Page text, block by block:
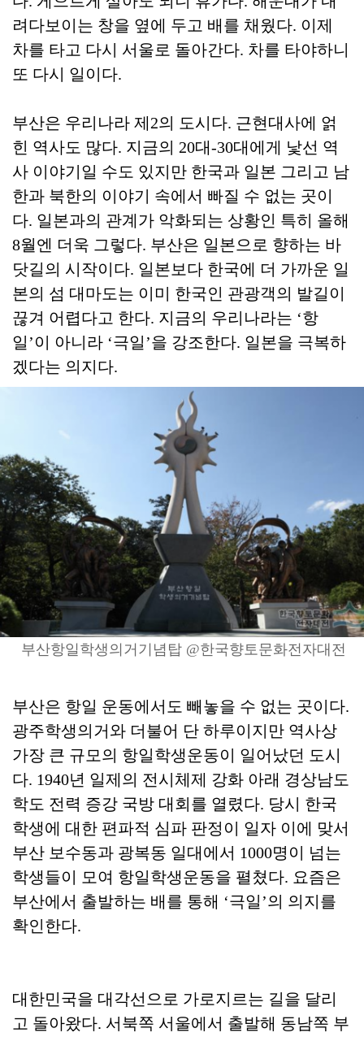
려다보이는 창을 옆에 두고 배를 채웠다. 이제
차를 타고 다시 서울로 돌아간다. 차를 타야하니
또 다시 일이다.
부산은 우리나라 제2의 도시다. 근현대사에 얽
힌 역사도 많다. 지금의 20대-30대에게 낯선 역
사 이야기일 수도 있지만 한국과 일본 그리고 남
한과 북한의 이야기 속에서 빠질 수 없는 곳이
다. 일본과의 관계가 악화되는 상황인 특히 올해
8월엔 더욱 그렇다. 부산은 일본으로 향하는 바
닷길의 시작이다. 일본보다 한국에 더 가까운 일
본의 섬 대마도는 이미 한국인 관광객의 발길이
끊겨 어렵다고 한다. 지금의 우리나라는 ‘항
일’이 아니라 ‘극일’을 강조한다. 일본을 극복하
겠다는 의지다.
부산항일학생의거기념탑 @한국향토문화전자대전
부산은 항일 운동에서도 빼놓을 수 없는 곳이다.
광주학생의거와 더불어 단 하루이지만 역사상
가장 큰 규모의 항일학생운동이 일어났던 도시
다. 1940년 일제의 전시체제 강화 아래 경상남도
학도 전력 증강 국방 대회를 열렸다. 당시 한국
학생에 대한 편파적 심파 판정이 일자 이에 맞서
부산 보수동과 광복동 일대에서 1000명이 넘는
학생들이 모여 항일학생운동을 펼쳤다. 요즘은
부산에서 출발하는 배를 통해 ‘극일’의 의지를
확인한다.
대한민국을 대각선으로 가로지르는 길을 달리
고 돌아왔다. 서북쪽 서울에서 출발해 동남쪽 부